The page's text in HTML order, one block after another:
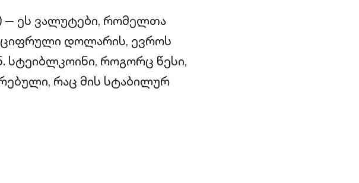
— ეს ვალუტები, რომელთა
ციფრული დოლარის, ევროს
სტეიბლკოინი, როგორც წესი,
რაც მის სტაბილურ